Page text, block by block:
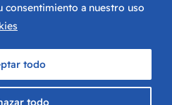
consentimiento a nuestro uso
todo
todo
|Aviso legal y Privacidad